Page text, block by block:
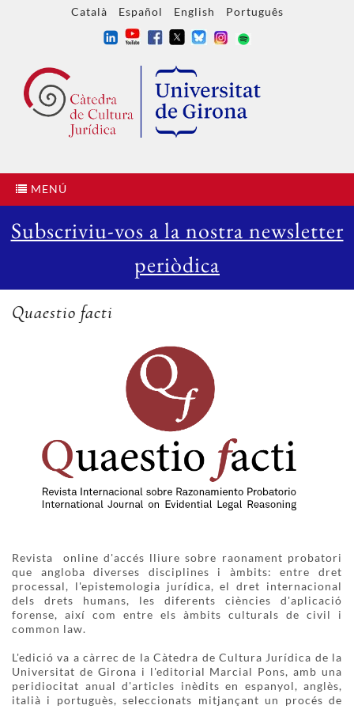
Català Español English Português
MENÚ
Subscriviu-vos a la nostra newsletter
periòdica
Quaestio facti
Revista online d'accés lliure sobre raonament probatori
que angloba diverses disciplines i àmbits: entre dret
processal, l'epistemologia jurídica, el dret internacional
dels drets humans, les diferents ciències d'aplicació
forense, així com entre els àmbits culturals de civil i
common law.
L'edició va a càrrec de la Càtedra de Cultura Jurídica de la
Universitat de Girona i l'editorial Marcial Pons, amb una
peridiocitat anual d'articles inèdits en espanyol, anglès,
italià i portuguès, seleccionats mitjançant un procés de